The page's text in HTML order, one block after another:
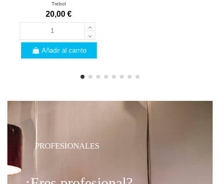
Trebol
20,00 €
Añadir al carrito
PROFESIONALES